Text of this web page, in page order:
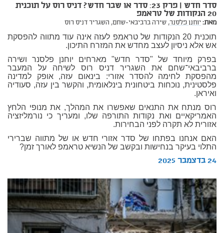
סדר חדש | פרק 23: סדר או שבר חדש? דניס רוס על תוכנית
20 הנקודות של טראמפ
מאת:יוחנן פלסנר, שירה ברביבאי-שחם, השגריר דניס רוס
תוכנית 20 הנקודות של טראמפ לעזה אינה עוד מתווה להפסקת
אש אלא ניסיון לעצב מחדש את המזרח התיכון.
בפרק מיוחד של "סדר חדש" מארחים יוחנן פלסנר ושירה
ברביבאי־שחם את השגריר דניס רוס לשיחה על המעבר
מהפסקת לחימה להסדר אזורי: בינאום עזה, אופק למדינה
פלסטינית, נוכחות ביטחונית בינלאומית, והקשר בין עזה, סעודיה
ואיראן.
רוס מנתח את התנאים שאפשרו את המהלך, את מנופי הלחץ
האמריקאיים ואת נקודות התורפה שלו, ומעריך כי נורמליזציה
אזורית לא תקרה לפני הבחירות.
האם אנחנו בפתחו של סדר אזורי חדש או של מתווה שברירי
התלוי בעיקר בנחישות ובקשב של הנשיא טראמפ לאורך זמן?
24 בדצמבר 2025